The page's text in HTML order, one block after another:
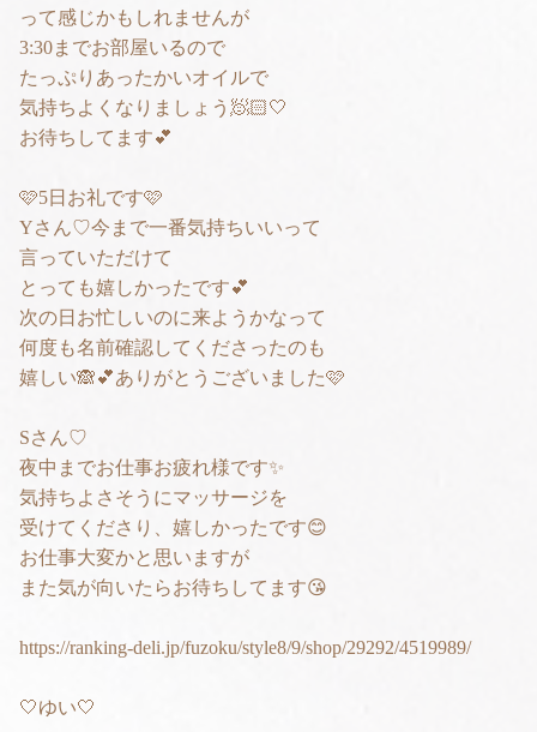
って感じかもしれませんが
3:30までお部屋いるので
たっぷりあったかいオイルで
気持ちよくなりましょう🧖🏻🤍
お待ちしてます💕
🩷5日お礼です🩷
Yさん♡今まで一番気持ちいいって
言っていただけて
とっても嬉しかったです💕
次の日お忙しいのに来ようかなって
何度も名前確認してくださったのも
嬉しい🙈💕ありがとうございました🩷
Sさん♡
夜中までお仕事お疲れ様です✨
気持ちよさそうにマッサージを
受けてくださり、嬉しかったです😊
お仕事大変かと思いますが
また気が向いたらお待ちしてます😘
https://ranking-deli.jp/fuzoku/style8/9/shop/29292/4519989/
🤍ゆい🤍